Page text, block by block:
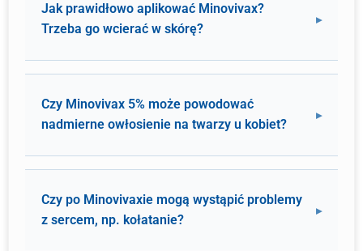
Jak prawidłowo aplikować Minovivax?
Trzeba go wcierać w skórę?
Czy Minovivax 5% może powodować
nadmierne owłosienie na twarzy u kobiet?
Czy po Minovivaxie mogą wystąpić problemy
z sercem, np. kołatanie?